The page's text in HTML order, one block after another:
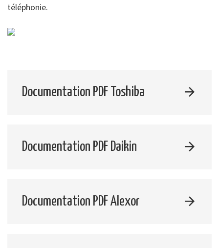
téléphonie.
Documentation PDF Toshiba
Documentation PDF Daikin
Documentation PDF Alexor